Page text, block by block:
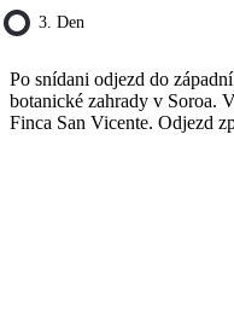
3. Den
Po snídani odjezd do
botanické zahrady v Soroa.
Finca San Vicente. Odjezd